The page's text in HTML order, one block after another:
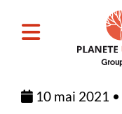
10 mai 2021 •